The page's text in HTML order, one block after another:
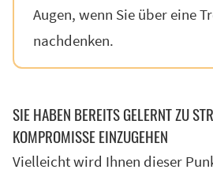
Augen, wenn Sie über eine
nachdenken.
SIE HABEN BEREITS GELERNT ZU
KOMPROMISSE EINZUGEHEN
Vielleicht wird Ihnen dieser